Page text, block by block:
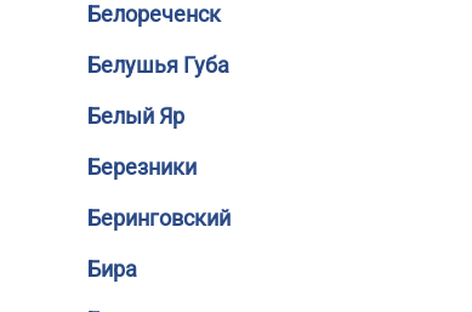
Белореченск
Белушья Губа
Белый Яр
Березники
Беринговский
Бира